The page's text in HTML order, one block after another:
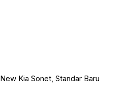
New Kia Sonet, Standar Baru